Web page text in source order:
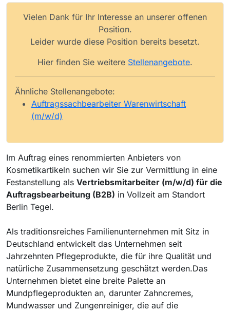
Vielen Dank für Ihr Interesse an unserer offenen
Position.
Leider wurde diese Position bereits besetzt.
Hier finden Sie weitere Stellenangebote.
Ähnliche Stellenangebote:
Auftragssachbearbeiter Warenwirtschaft
(m/w/d)
Im Auftrag eines renommierten Anbieters von
Kosmetikartikeln suchen wir Sie zur Vermittlung in eine
Festanstellung als Vertriebsmitarbeiter (m/w/d) für die
Auftragsbearbeitung (B2B) in Vollzeit am Standort
Berlin Tegel.
Als traditionsreiches Familienunternehmen mit Sitz in
Deutschland entwickelt das Unternehmen seit
Jahrzehnten Pflegeprodukte, die für ihre Qualität und
natürliche Zusammensetzung geschätzt werden.Das
Unternehmen bietet eine breite Palette an
Mundpflegeprodukten an, darunter Zahncremes,
Mundwasser und Zungenreiniger, die auf die